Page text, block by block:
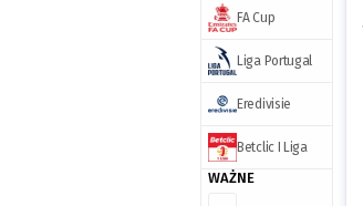
FA Cup
Liga Portugal
Eredivisie
Betclic I Liga
WAŻNE